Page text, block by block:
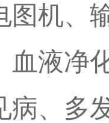
图机、
血液净
病、多